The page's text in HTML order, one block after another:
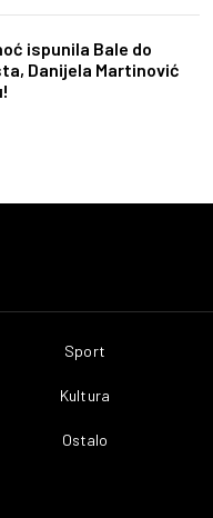
ispunila Bale do
Danijela Martinović
Sport
Kultura
Ostalo